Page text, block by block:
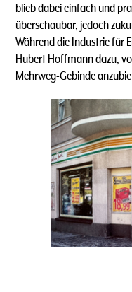
blieb dabei einfach und
überschaubar, jedoch
Während die Industrie für
Hubert Hoffmann dazu,
Mehrweg-Gebinde